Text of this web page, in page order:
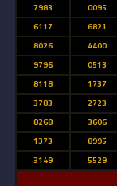
7983
0095
6117
6821
8026
4400
9796
0513
8118
1737
3783
2723
8268
3606
1373
8995
3149
5529